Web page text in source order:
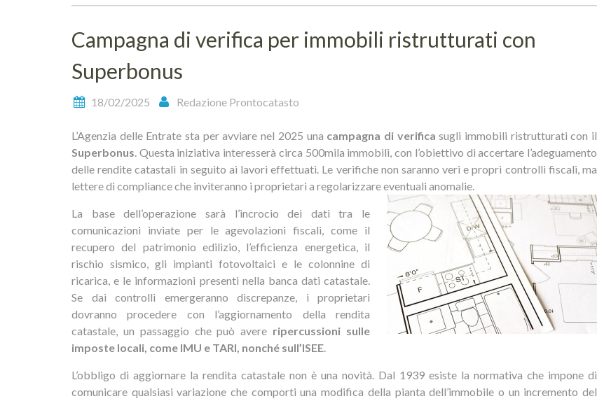
Campagna di verifica per immobili ristrutturati con
Superbonus
18/02/2025 Redazione Prontocatasto
L’Agenzia delle Entrate sta per avviare nel 2025 una campagna di verifica sugli immobili ristrutturati con il
Superbonus. Questa iniziativa interesserà circa 500mila immobili, con l’obiettivo di accertare l’adeguamento
delle rendite catastali in seguito ai lavori effettuati. Le verifiche non saranno veri e propri controlli fiscali, ma
lettere di compliance che inviteranno i proprietari a regolarizzare eventuali anomalie.
La base dell’operazione sarà l’incrocio dei dati tra le
comunicazioni inviate per le agevolazioni fiscali, come il
recupero del patrimonio edilizio, l’efficienza energetica, il
rischio sismico, gli impianti fotovoltaici e le colonnine di
ricarica, e le informazioni presenti nella banca dati catastale.
Se dai controlli emergeranno discrepanze, i proprietari
dovranno procedere con l’aggiornamento della rendita
catastale, un passaggio che può avere ripercussioni sulle
imposte locali, come IMU e TARI, nonché sull’ISEE.
L’obbligo di aggiornare la rendita catastale non è una novità. Dal 1939 esiste la normativa che impone di
comunicare qualsiasi variazione che comporti una modifica della pianta dell’immobile o un incremento del